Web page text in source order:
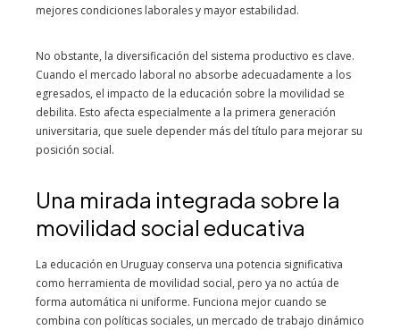
mejores condiciones laborales y mayor estabilidad.
No obstante, la diversificación del sistema productivo es clave.
Cuando el mercado laboral no absorbe adecuadamente a los
egresados, el impacto de la educación sobre la movilidad se
debilita. Esto afecta especialmente a la primera generación
universitaria, que suele depender más del título para mejorar su
posición social.
Una mirada integrada sobre la
movilidad social educativa
La educación en Uruguay conserva una potencia significativa
como herramienta de movilidad social, pero ya no actúa de
forma automática ni uniforme. Funciona mejor cuando se
combina con políticas sociales, un mercado de trabajo dinámico